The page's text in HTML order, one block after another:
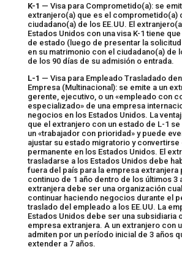
K-1 — Visa para Comprometido(a): se
extranjero(a) que es el comprometido(a)
ciudadano(a) de los EE.UU. El
Estados Unidos con una visa K-1 tiene
de estado (luego de presentar la
en su matrimonio con el ciudadano(a) de
de los 90 días de su admisión o entrada.
L-1 — Visa para Empleado Trasladado
Empresa (Multinacional): se emite a un
gerente, ejecutivo, o un «empleado con
especializado» de una empresa
negocios en los Estados Unidos. La
que el extranjero con un estado de L-1
un «trabajador con prioridad» y puede
ajustar su estado migratorio y convertirse
permanente en los Estados Unidos. El
trasladarse a los Estados Unidos debe
fuera del país para la empresa extranjera
continuo de 1 año dentro de los últimos 3
extranjera debe ser una organización
continuar haciendo negocios durante el
traslado del empleado a los EE.UU. La
Estados Unidos debe ser una subsidiaria
empresa extranjera. A un extranjero con
admiten por un período inicial de 3 años
extender a 7 años.